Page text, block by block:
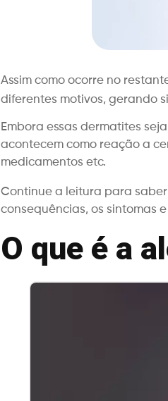
Assim como ocorre no
diferentes motivos, gerando
Embora essas dermatites
acontecem como reação a
medicamentos etc.
Continue a leitura para
consequências, os sintomas
O que é a